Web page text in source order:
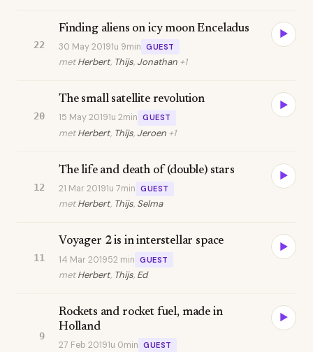
22
Finding aliens on icy moon Enceladus
30 May 20191u 9min GUEST
metHerbert, Thijs, Jonathan +1
▶
20
The small satellite revolution
15 May 20191u 2min GUEST
metHerbert, Thijs, Jeroen +1
▶
12
The life and death of (double) stars
21 Mar 20191u 7min GUEST
metHerbert, Thijs, Selma
▶
11
Voyager 2 is in interstellar space
14 Mar 201952 min GUEST
metHerbert, Thijs, Ed
▶
9
Rockets and rocket fuel, made in
Holland
27 Feb 20191u 0min GUEST
▶